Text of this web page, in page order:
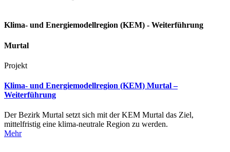
Klima- und Energiemodellregion (KEM) - Weiterführung
Murtal
Projekt
Klima- und Energiemodellregion (KEM) Murtal –
Weiterführung
Der Bezirk Murtal setzt sich mit der KEM Murtal das Ziel,
mittelfristig eine klima-neutrale Region zu werden.
Mehr